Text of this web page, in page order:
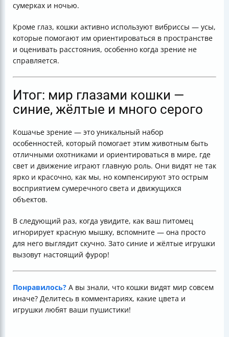
сумерках и ночью.
Кроме глаз, кошки активно используют вибриссы — усы,
которые помогают им ориентироваться в пространстве
и оценивать расстояния, особенно когда зрение не
справляется.
Итог: мир глазами кошки —
синие, жёлтые и много серого
Кошачье зрение — это уникальный набор
особенностей, который помогает этим животным быть
отличными охотниками и ориентироваться в мире, где
свет и движение играют главную роль. Они видят не так
ярко и красочно, как мы, но компенсируют это острым
восприятием сумеречного света и движущихся
объектов.
В следующий раз, когда увидите, как ваш питомец
игнорирует красную мышку, вспомните — она просто
для него выглядит скучно. Зато синие и жёлтые игрушки
вызовут настоящий фурор!
Понравилось? А вы знали, что кошки видят мир совсем
иначе? Делитесь в комментариях, какие цвета и
игрушки любят ваши пушистики!